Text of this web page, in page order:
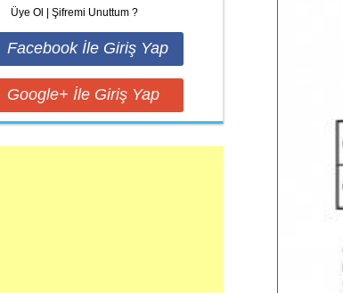
Üye Ol Şifremi Unuttum ?
Facebook İle Giriş Yap
Google+ İle Giriş Yap